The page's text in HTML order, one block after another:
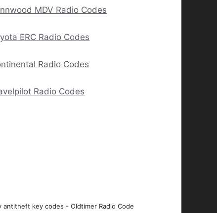
MDV Radio Codes
ERC Radio Codes
Radio Codes
Radio Codes
key codes - Oldtimer Radio Code